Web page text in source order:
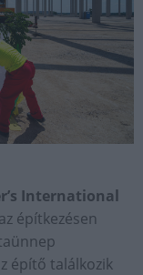
International
építkezésen
építő találkozik